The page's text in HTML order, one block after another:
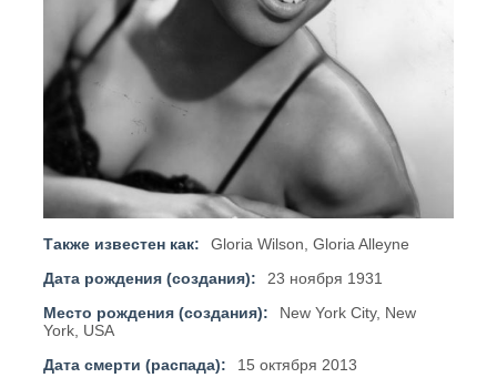
Также известен как:
Gloria Wilson, Gloria Alleyne
Дата рождения (создания):
23 ноября 1931
Место рождения (создания):
New York City, New
York, USA
Дата смерти (распада):
15 октября 2013